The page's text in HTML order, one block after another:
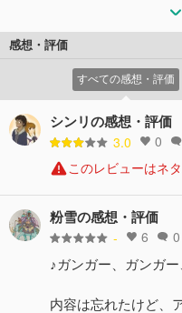
感想・評価
すべての感想・評価
シンリの感想・評価
3.0 0
このレビューはネ
粉雪の感想・評価
- 6 0
♪ガンガー、ガンガ
内容は忘れたけど、